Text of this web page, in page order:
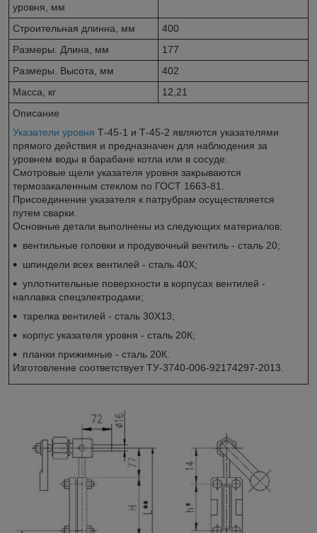
уровня, мм
Строительная длинна, мм
400
Размеры. Длина, мм
177
Размеры. Высота, мм
402
Масса, кг
12,21
Описание
Указатели уровня Т-45-1 и Т-45-2 являются указателями
прямого действия и предназначен для наблюдения за
уровнем воды в барабане котла или в сосуде.
Смотровые щели указателя уровня закрываются
термозакаленным стеклом по ГОСТ 1663-81.
Присоединение указателя к патрубрам осуществляется
путем сварки.
Основные детали выполнены из следующих материалов:
вентильные головки и продувочный вентиль - сталь 20;
шпиндели всех вентилей - сталь 40Х;
уплотнительные поверхности в корпусах вентилей -
наплавка спецэлектродами;
тарелка вентилей - сталь 30Х13;
корпус указателя уровня - сталь 20К;
планки прижимные - сталь 20К.
Изготовление соответствует ТУ-3740-006-92174297-2013.